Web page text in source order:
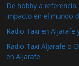
De hobby a
impacto en el mundo
Radio Taxi en Aljarafe
Radio Taxi Aljarafe o
en Aljarafe